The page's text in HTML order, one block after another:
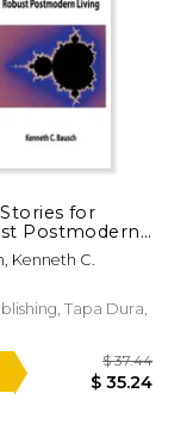
for
Postmodern
(en Inglés)
Kenneth C.
Tapa Dura,